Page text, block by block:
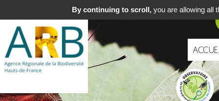
contenu
principal
Portails
By continuing to scroll, you are allowing all